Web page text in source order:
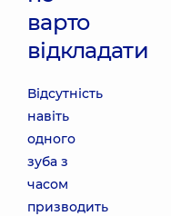
варто
відкладати
Відсутність
навіть
одного
зуба з
часом
призводить